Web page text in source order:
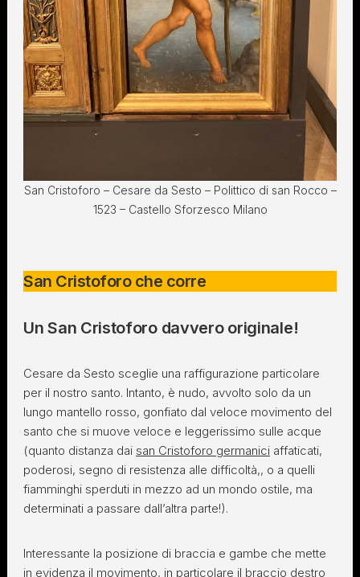
San Cristoforo – Cesare da Sesto – Polittico di san Rocco –
1523 – Castello Sforzesco Milano
San Cristoforo che corre
Un San Cristoforo davvero originale!
Cesare da Sesto sceglie una raffigurazione particolare
per il nostro santo. Intanto, è nudo, avvolto solo da un
lungo mantello rosso, gonfiato dal veloce movimento del
santo che si muove veloce e leggerissimo sulle acque
(quanto distanza dai san Cristoforo germanici affaticati,
poderosi, segno di resistenza alle difficoltà,, o a quelli
fiamminghi sperduti in mezzo ad un mondo ostile, ma
determinati a passare dall’altra parte!).
Interessante la posizione di braccia e gambe che mette
in evidenza il movimento, in particolare il braccio destro